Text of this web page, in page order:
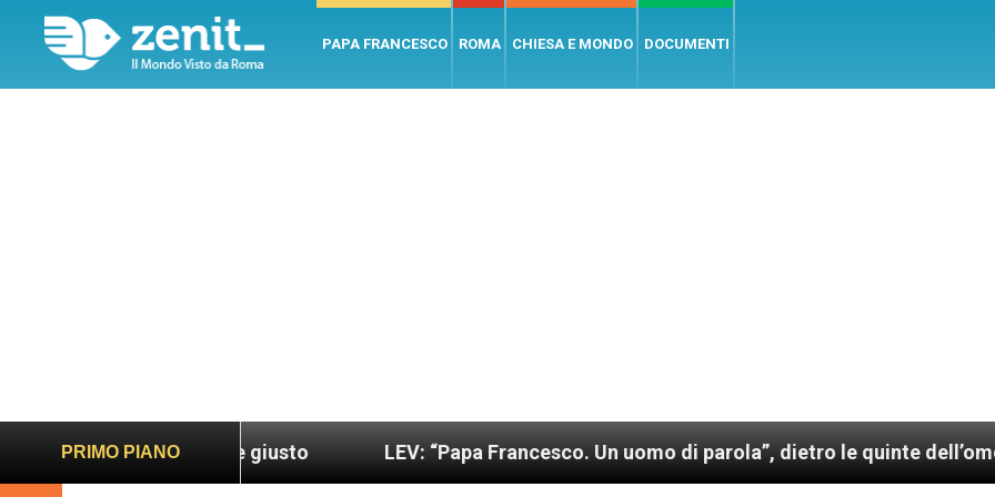
PAPA FRANCESCO ROMA CHIESA E MONDO DOCUMENTI
PRIMO PIANO
più sano e giusto LEV: “Papa Francesco. Un uomo di parola”, dietro le quinte dell’omonimo film